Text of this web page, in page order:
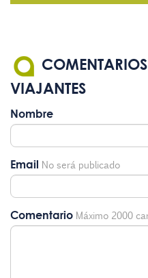
VIAJANTES
Nombre
Email No será publicado
Comentario Máximo 2000